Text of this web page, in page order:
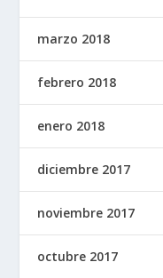
marzo 2018
febrero 2018
enero 2018
diciembre 2017
noviembre 2017
octubre 2017